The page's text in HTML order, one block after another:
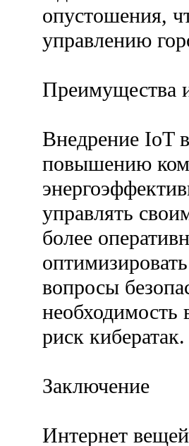
опустошения,
управлению
Преимущества
Внедрение IoT
повышению
управлять
более
вопросы
необходимость
риск кибератак.
Заключение
Интернет